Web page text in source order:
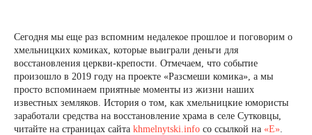
Сегодня мы еще раз вспомним недалекое прошлое и поговорим о
хмельницких комиках, которые выиграли деньги для
восстановления церкви-крепости. Отмечаем, что событие
произошло в 2019 году на проекте «Разсмеши комика», а мы
просто вспоминаем приятные моменты из жизни наших
известных земляков. История о том, как хмельницкие юмористы
заработали средства на восстановление храма в селе Сутковцы,
читайте на страницах сайта khmelnytski.info со ссылкой на «Е».